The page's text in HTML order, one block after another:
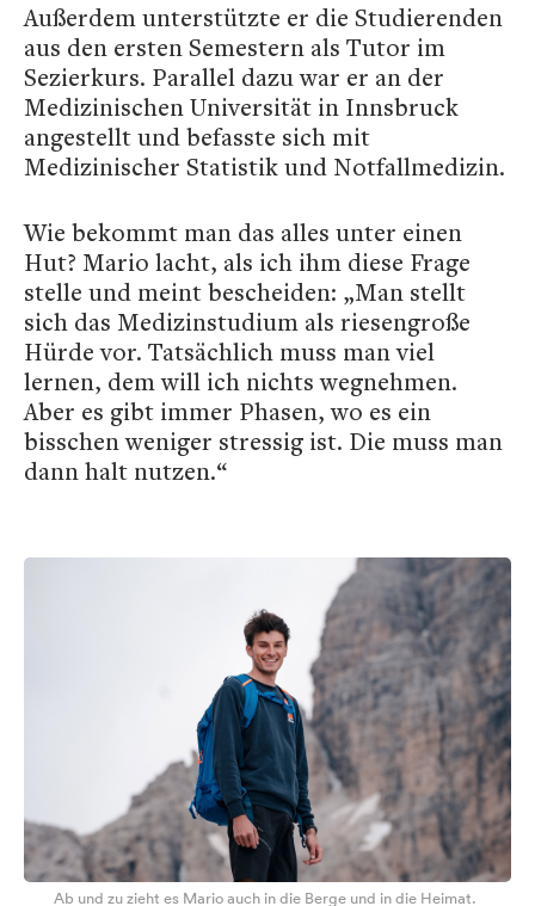
Außerdem unterstützte er die Studierenden
aus den ersten Semestern als Tutor im
Sezierkurs. Parallel dazu war er an der
Medizinischen Universität in Innsbruck
angestellt und befasste sich mit
Medizinischer Statistik und Notfallmedizin.
Wie bekommt man das alles unter einen
Hut? Mario lacht, als ich ihm diese Frage
stelle und meint bescheiden: „Man stellt
sich das Medizinstudium als riesengroße
Hürde vor. Tatsächlich muss man viel
lernen, dem will ich nichts wegnehmen.
Aber es gibt immer Phasen, wo es ein
bisschen weniger stressig ist. Die muss man
dann halt nutzen.“
Ab und zu zieht es Mario auch in die Berge und in die Heimat.